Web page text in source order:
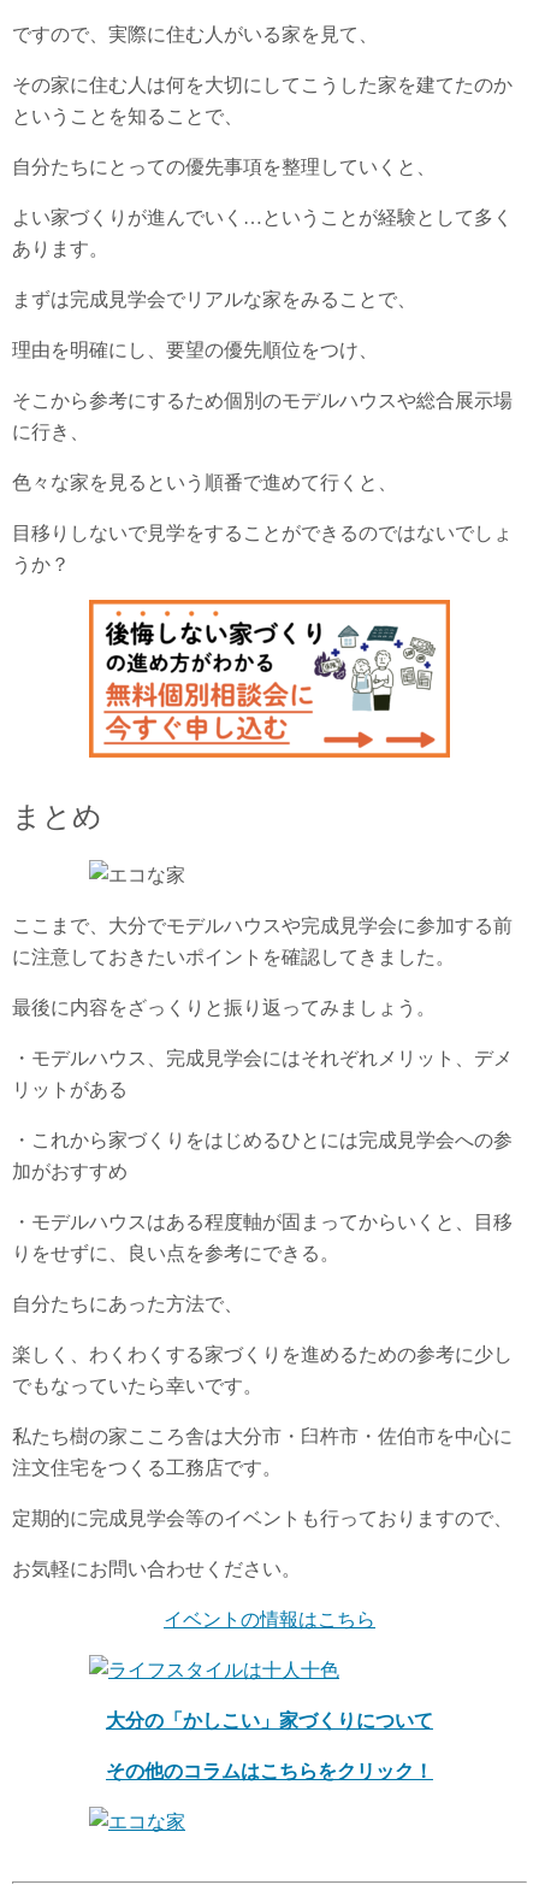
ですので、実際に住む人がいる家を見て、
その家に住む人は何を大切にしてこうした家を建てたのか
ということを知ることで、
自分たちにとっての優先事項を整理していくと、
よい家づくりが進んでいく…ということが経験として多く
あります。
まずは完成見学会でリアルな家をみることで、
理由を明確にし、要望の優先順位をつけ、
そこから参考にするため個別のモデルハウスや総合展示場
に行き、
色々な家を見るという順番で進めて行くと、
目移りしないで見学をすることができるのではないでしょ
うか？
まとめ
ここまで、大分でモデルハウスや完成見学会に参加する前
に注意しておきたいポイントを確認してきました。
最後に内容をざっくりと振り返ってみましょう。
・モデルハウス、完成見学会にはそれぞれメリット、デメ
リットがある
・これから家づくりをはじめるひとには完成見学会への参
加がおすすめ
・モデルハウスはある程度軸が固まってからいくと、目移
りをせずに、良い点を参考にできる。
自分たちにあった方法で、
楽しく、わくわくする家づくりを進めるための参考に少し
でもなっていたら幸いです。
私たち樹の家こころ舎は大分市・臼杵市・佐伯市を中心に
注文住宅をつくる工務店です。
定期的に完成見学会等のイベントも行っておりますので、
お気軽にお問い合わせください。
イベントの情報はこちら
大分の「かしこい」家づくりについて
その他のコラムはこちらをクリック！